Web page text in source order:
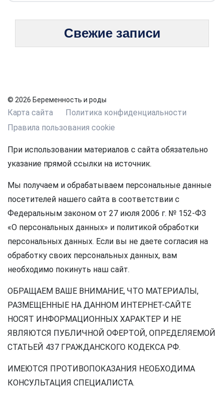
Свежие записи
© 2026 Беременность и роды
Карта сайта
Политика конфиденциальности
Правила пользования cookie
При использовании материалов с сайта обязательно
указание прямой ссылки на источник.
Мы получаем и обрабатываем персональные данные
посетителей нашего сайта в соответствии с
Федеральным законом от 27 июля 2006 г. № 152-ФЗ
«О персональных данных» и политикой обработки
персональных данных. Если вы не даете согласия на
обработку своих персональных данных, вам
необходимо покинуть наш сайт.
ОБРАЩАЕМ ВАШЕ ВНИМАНИЕ, ЧТО МАТЕРИАЛЫ,
РАЗМЕЩЕННЫЕ НА ДАННОМ ИНТЕРНЕТ-САЙТЕ
НОСЯТ ИНФОРМАЦИОННЫХ ХАРАКТЕР И НЕ
ЯВЛЯЮТСЯ ПУБЛИЧНОЙ ОФЕРТОЙ, ОПРЕДЕЛЯЕМОЙ
СТАТЬЕЙ 437 ГРАЖДАНСКОГО КОДЕКСА РФ.
ИМЕЮТСЯ ПРОТИВОПОКАЗАНИЯ НЕОБХОДИМА
КОНСУЛЬТАЦИЯ СПЕЦИАЛИСТА.